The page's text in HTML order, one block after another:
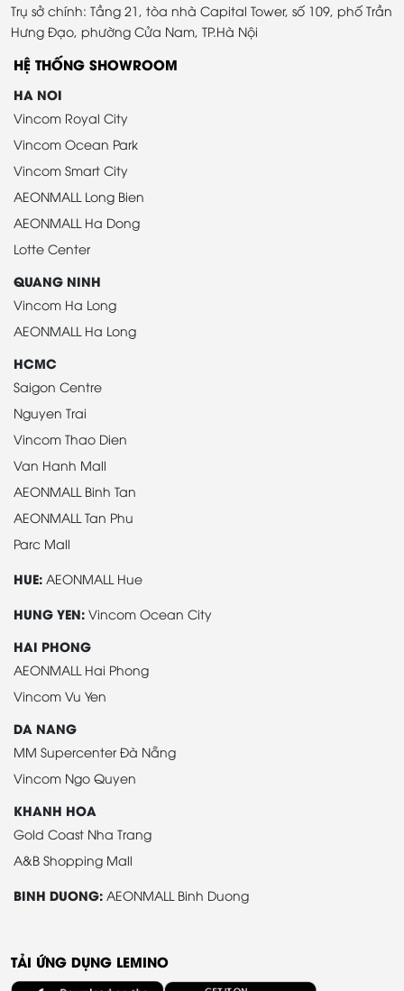
Trụ sở chính: Tầng 21, tòa nhà Capital Tower, số 109, phố Trần
Hưng Đạo, phường Cửa Nam, TP.Hà Nội
HỆ THỐNG SHOWROOM
HA NOI
Vincom Royal City
Vincom Ocean Park
Vincom Smart City
AEONMALL Long Bien
AEONMALL Ha Dong
Lotte Center
QUANG NINH
Vincom Ha Long
AEONMALL Ha Long
HCMC
Saigon Centre
Nguyen Trai
Vincom Thao Dien
Van Hanh Mall
AEONMALL Binh Tan
AEONMALL Tan Phu
Parc Mall
HUE: AEONMALL Hue
HUNG YEN: Vincom Ocean City
HAI PHONG
AEONMALL Hai Phong
Vincom Vu Yen
DA NANG
MM Supercenter Đà Nẵng
Vincom Ngo Quyen
KHANH HOA
Gold Coast Nha Trang
A&B Shopping Mall
BINH DUONG: AEONMALL Binh Duong
TẢI ỨNG DỤNG LEMINO